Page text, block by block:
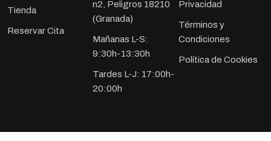
Tienda
Reservar Cita
n2, Peligros 18210
(Granada)
Mañanas L-S:
9:30h-13:30h
Tardes L-J: 17:00h-
20:00h
Privacidad
Términos y
Condiciones
Política de Cookies